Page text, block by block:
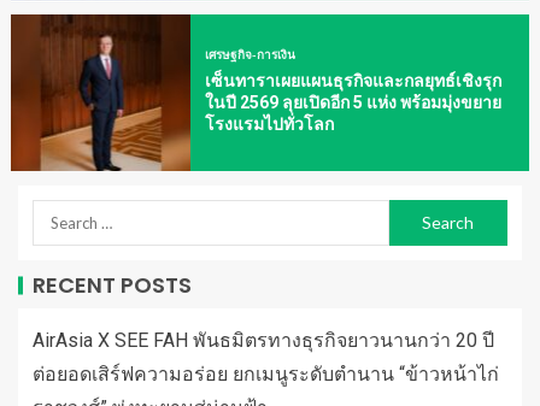
เศรษฐกิจ-การเงิน
เซ็นทาราเผยแผนธุรกิจและกลยุทธ์เชิงรุก
ในปี 2569 ลุยเปิดอีก 5 แห่ง พร้อมมุ่งขยาย
โรงแรมไปทั่วโลก
RECENT POSTS
AirAsia X SEE FAH พันธมิตรทางธุรกิจยาวนานกว่า 20 ปี
ต่อยอดเสิร์ฟความอร่อย ยกเมนูระดับตำนาน “ข้าวหน้าไก่